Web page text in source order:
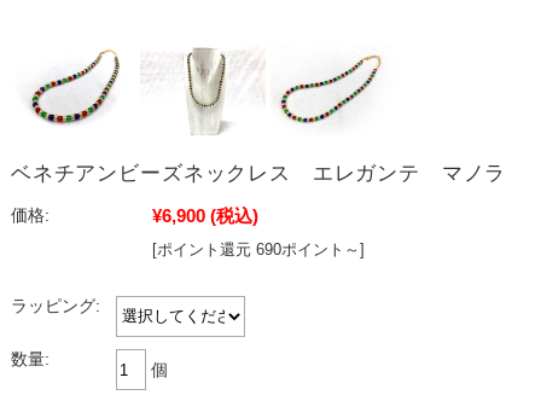
ベネチアンビーズネックレス エレガンテ マノラ
価格: ¥6,900 (税込)
[ポイント還元 690ポイント～]
ラッピング:
数量:
個